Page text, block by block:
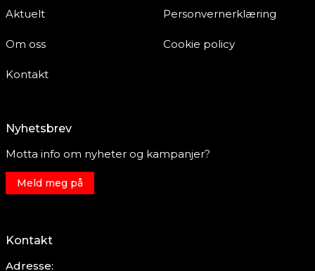
Aktuelt
Om oss
Kontakt
Personvernerklæring
Cookie policy
Nyhetsbrev
Motta info om nyheter og kampanjer?
Meld meg på
Kontakt
Adresse: